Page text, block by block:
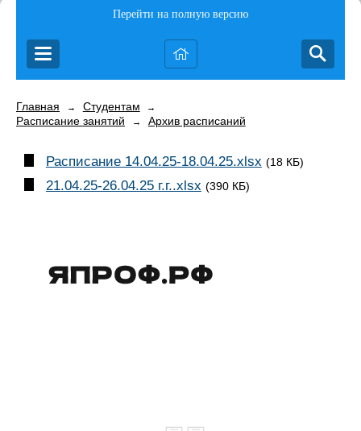
Перейти на полную версию
Главная → Студентам →
Расписание занятий → Архив расписаний
Расписание 14.04.25-18.04.25.xlsx (18 КБ)
21.04.25-26.04.25 г.г..xlsx (390 КБ)